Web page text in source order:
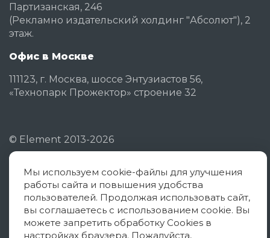
Партизанская, 246
(Рекламно издательский холдинг "Абсолют"), 2
этаж.
Офис в Москве
111123, г. Москва, шоссе Энтузиастов 56,
«Технопарк Прожектор» строение 32
© Element 2013-2026
Политика конфиденциальности
Согласие на обработку ПД
Политика использования cookies
Мы используем cookie-файлы для улучшения
работы сайта и повышения удобства
пользователей. Продолжая использовать сайт,
вы соглашаетесь с использованием cookie. Вы
можете запретить обработку Cookies в
настройках браузера. Пожалуйста,